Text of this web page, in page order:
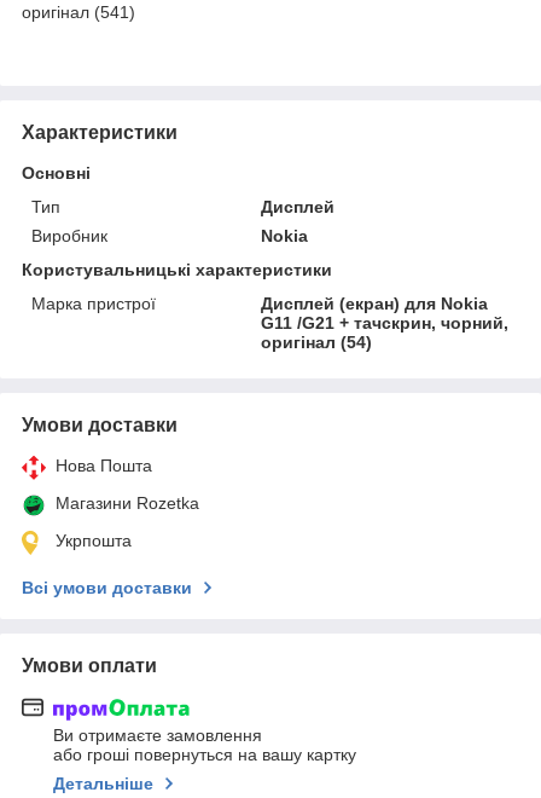
оригінал (541)
Характеристики
Основні
Тип
Дисплей
Виробник
Nokia
Користувальницькі характеристики
Марка пристрої
Дисплей (екран) для Nokia
G11 /G21 + тачскрин, чорний,
оригінал (54)
Умови доставки
Нова Пошта
Магазини Rozetka
Укрпошта
Всі умови доставки
Умови оплати
Ви отримаєте замовлення
або гроші повернуться на вашу картку
Детальніше